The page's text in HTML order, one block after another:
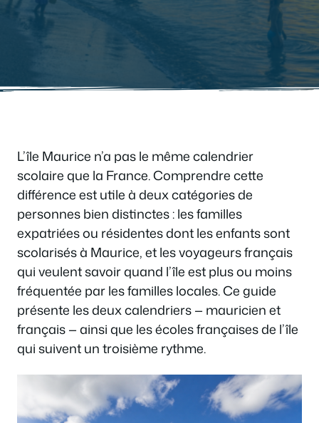
L’île Maurice n’a pas le même calendrier
scolaire que la France. Comprendre cette
différence est utile à deux catégories de
personnes bien distinctes : les familles
expatriées ou résidentes dont les enfants sont
scolarisés à Maurice, et les voyageurs français
qui veulent savoir quand l’île est plus ou moins
fréquentée par les familles locales. Ce guide
présente les deux calendriers — mauricien et
français — ainsi que les écoles françaises de l’île
qui suivent un troisième rythme.